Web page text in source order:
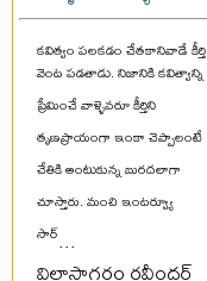
కవిత్వం పలకడం చేతకానివాడే కీర్తి
వెంట పడతాడు. నిజానికి కవిత్వాన్ని
ప్రేమించే వాళ్ళెవరూ కీర్తిని
తృణప్రాయంగా ఇంకా చెప్పాలంటే
చేతికి అంటుకున్న బురదలాగా
చూస్తారు. మంచి ఇంటర్వ్యూ
సార్...
విలాసాగరం రవీందర్